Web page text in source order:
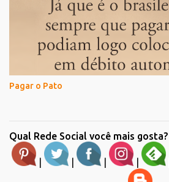
Pagar o Pato
Qual Rede Social você mais gosta?
| | | | |